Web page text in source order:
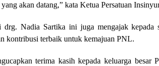
yang akan datang,” kata Ketua Persatuan
drg. Nadia Sartika ini juga mengajak kepada
kontribusi terbaik untuk kemajuan PNL.
terima kasih kepada keluarga